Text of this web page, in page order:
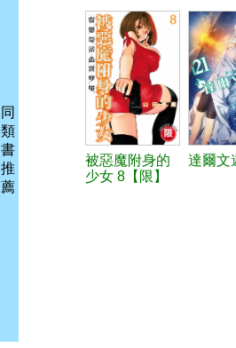
同
類
書
推
薦
被惡魔附身的
少女 8【限】
達爾文